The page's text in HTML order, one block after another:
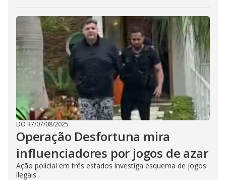
DO R7/07/08/2025
Operação Desfortuna mira
influenciadores por jogos de azar
Ação policial em três estados investiga esquema de jogos
ilegais